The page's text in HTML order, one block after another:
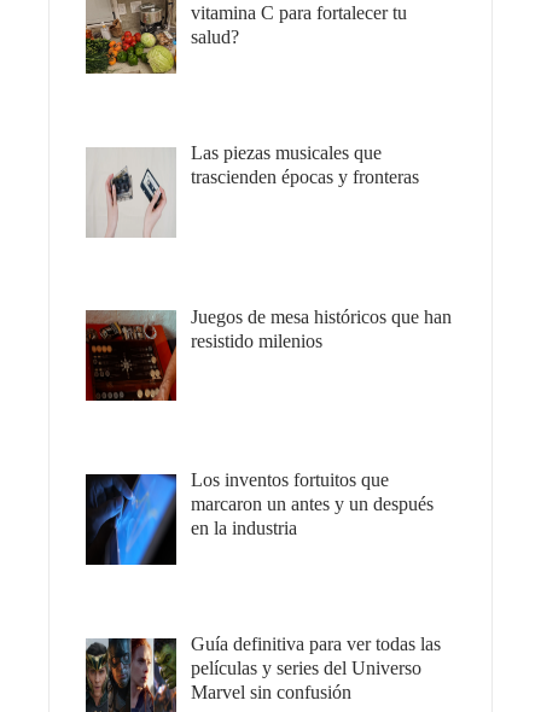
vitamina C para fortalecer tu
salud?
Las piezas musicales que
trascienden épocas y fronteras
Juegos de mesa históricos que han
resistido milenios
Los inventos fortuitos que
marcaron un antes y un después
en la industria
Guía definitiva para ver todas las
películas y series del Universo
Marvel sin confusión